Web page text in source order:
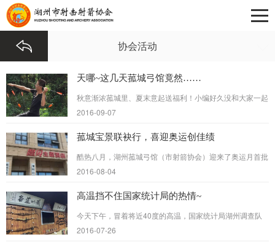
协会活动
天哪~这几天菰城弓馆竟然……
秋意渐浓菰城里、夏末意起送福利！小编好久没和大家一起
聊天咯，今天小编就和大家一起唠唠嗑~喵(>^ω^<)。话说
十位弓...
2016-09-07
菰城宝景联袂行，喜迎奥运创佳绩
酷热八月，湖州菰城弓馆（市射箭协会）迎来了奥运月首批
团队客户——湖州宝景汽车销售中心。
2016-08-04
高温挡不住国家统计局的热情~
今天下午，冒着将近40度的高温，国家统计局湖州调查队
一行在湖州市射箭协会指定训练基地菰城弓馆进行射箭体
2016-07-26